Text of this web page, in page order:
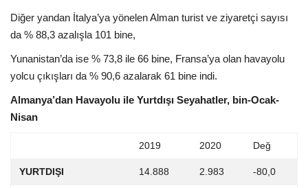
Diğer yandan İtalya’ya yönelen Alman turist ve ziyaretçi sayısı
da % 88,3 azalışla 101 bine,
Yunanistan’da ise % 73,8 ile 66 bine, Fransa’ya olan havayolu
yolcu çıkışları da % 90,6 azalarak 61 bine indi.
Almanya’dan Havayolu ile Yurtdışı Seyahatler, bin-Ocak-
Nisan
2019 2020 Değ
YURTDIŞI 14.888 2.983 -80,0